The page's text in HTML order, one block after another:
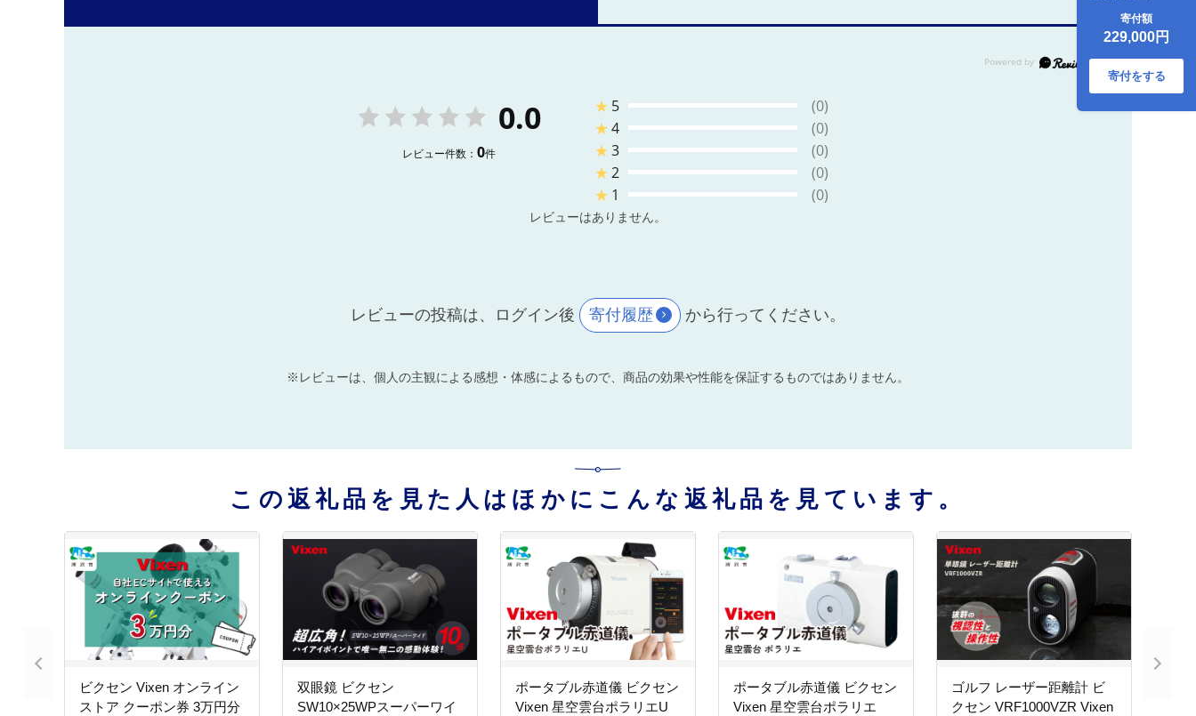
寄付額
229,000円
寄付をする
0.0
レビュー件数： 0件
★ 5
(0)
★4
(0)
★3
(0)
★2
(0)
★ 1 (0)
レビューはありません。
レビューの投稿は、ログイン後 寄付履歴 から行ってください。
※レビューは、個人の主観による感想・体感によるもので、商品の効果や性能を保証するものではありません。
この返礼品を見た人はほかにこんな返礼品を見ています。
ビクセン Vixen オンライン
ストア クーポン券 3万円分
双眼鏡 ビクセン
SW10×25WPスーパーワイ
ポータブル赤道儀 ビクセン
Vixen 星空雲台ポラリエU
ポータブル赤道儀 ビクセン
Vixen 星空雲台ポラリエ
ゴルフ レーザー距離計 ビ
クセン VRF1000VZR Vixen